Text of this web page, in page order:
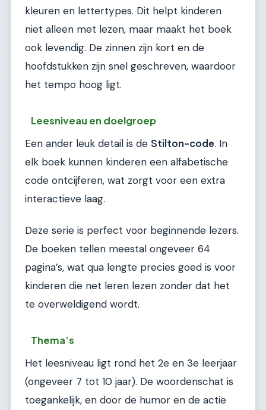
kleuren en lettertypes. Dit helpt kinderen
niet alleen met lezen, maar maakt het boek
ook levendig. De zinnen zijn kort en de
hoofdstukken zijn snel geschreven, waardoor
het tempo hoog ligt.
Leesniveau en doelgroep
Een ander leuk detail is de Stilton-code. In
elk boek kunnen kinderen een alfabetische
code ontcijferen, wat zorgt voor een extra
interactieve laag.
Deze serie is perfect voor beginnende lezers.
De boeken tellen meestal ongeveer 64
pagina’s, wat qua lengte precies goed is voor
kinderen die net leren lezen zonder dat het
te overweldigend wordt.
Thema’s
Het leesniveau ligt rond het 2e en 3e leerjaar
(ongeveer 7 tot 10 jaar). De woordenschat is
toegankelijk, en door de humor en de actie